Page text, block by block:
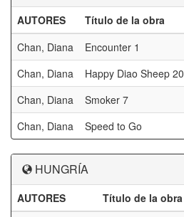
AUTORES Título de la obra
Chan, Diana
Encounter 1
Chan, Diana
Happy Diao Sheep 20
Chan, Diana
Smoker 7
Chan, Diana
Speed to Go
HUNGRÍA
AUTORES Título de la obra